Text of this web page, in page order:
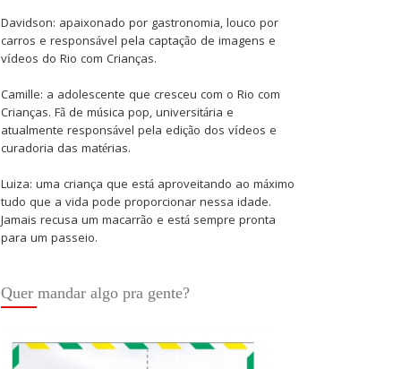
Davidson: apaixonado por gastronomia, louco por
carros e responsável pela captação de imagens e
vídeos do Rio com Crianças.
Camille: a adolescente que cresceu com o Rio com
Crianças. Fã de música pop, universitária e
atualmente responsável pela edição dos vídeos e
curadoria das matérias.
Luiza: uma criança que está aproveitando ao máximo
tudo que a vida pode proporcionar nessa idade.
Jamais recusa um macarrão e está sempre pronta
para um passeio.
Quer mandar algo pra gente?